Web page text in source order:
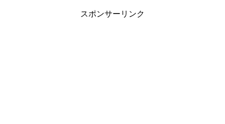
スポンサーリンク